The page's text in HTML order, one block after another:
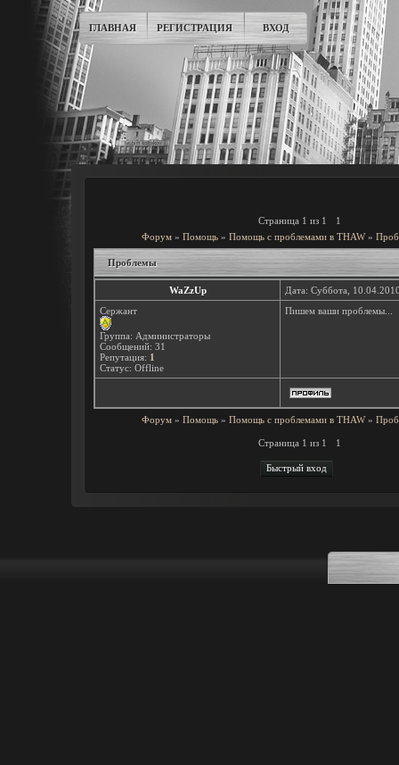
ГЛАВНАЯ РЕГИСТРАЦИЯ ВХОД
Страница 1 из 1
1
Форум » Помощь » Помощь с проблемами в THAW »
Проблемы
WaZzUp
Дата: Суббота,
Сержант
Группа: Администраторы
Сообщений: 31
Репутация: 1
Статус: Offline
Пишем ваши проблемы...
Форум » Помощь » Помощь с проблемами в THAW »
Страница 1 из 1 1